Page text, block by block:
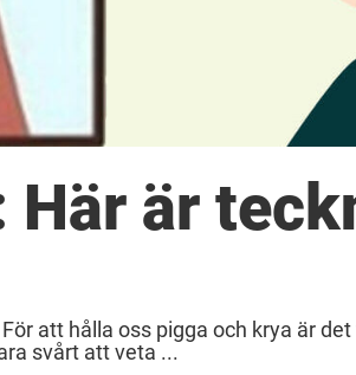
är
att hålla oss pigga och krya är
svårt att veta ...